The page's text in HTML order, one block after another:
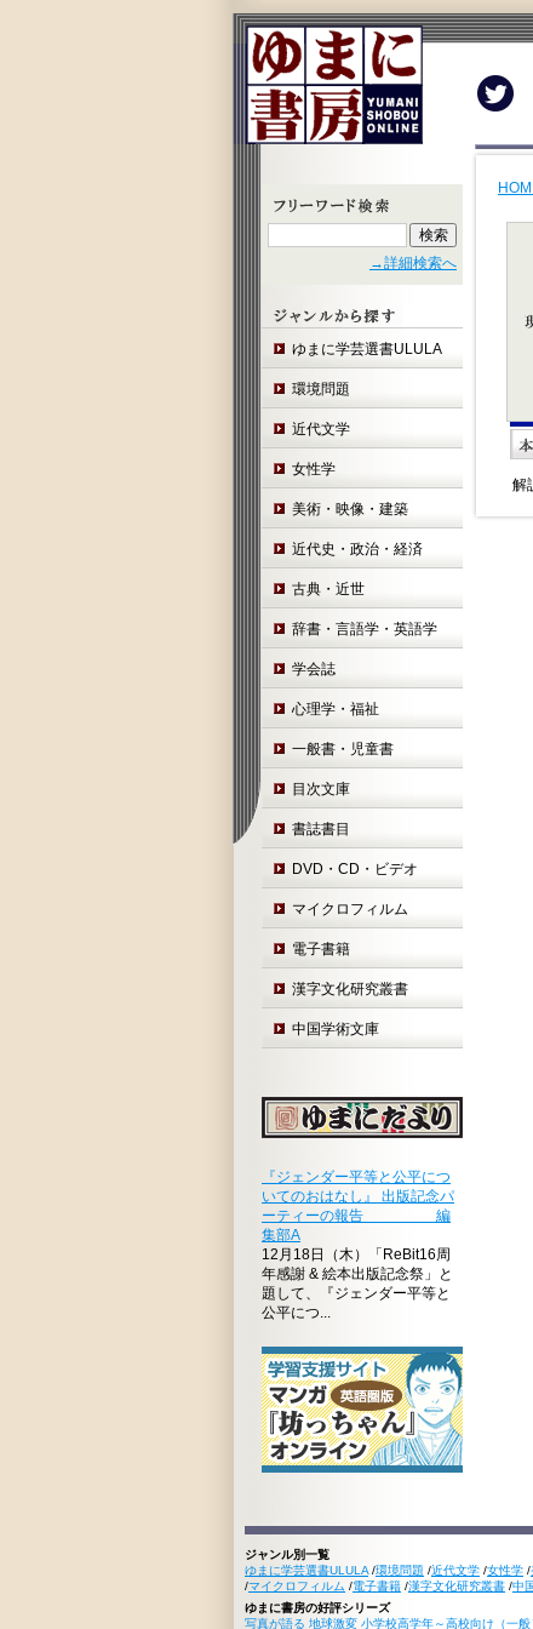
→詳細検索へ
ゆまに学芸選書ULULA
環境問題
近代文学
女性学
美術・映像・建築
近代史・政治・経済
古典・近世
辞書・言語学・英語学
学会誌
心理学・福祉
一般書・児童書
目次文庫
書誌書目
DVD・CD・ビデオ
マイクロフィルム
電子書籍
漢字文化研究叢書
中国学術文庫
『ジェンダー平等と公平につ
いてのおはなし』 出版記念パ
ーティーの報告 編
集部A
12月18日（木）「ReBit16周
年感謝 & 絵本出版記念祭」と
題して、『ジェンダー平等と
公平につ...
解
ジャンル別一覧
ゆまに学芸選書ULULA /環境問題 /近代文学 /女性学 /
/マイクロフィルム /電子書籍 /漢字文化研究叢書 /中
ゆまに書房の好評シリーズ
写真が語る 地球激変 小学校高学年～高校向け（一般